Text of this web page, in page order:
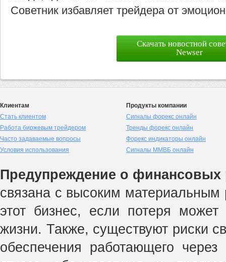
Советник избавляет трейдера от
Скачать новостной
Newser
Клиентам
Стать клиентом
Работа биржевым трейдером
Часто задаваемые вопросы
Условия использования
Продукты компании
Сигналы форекс онлайн
Тренды форекс онлайн
Форекс индикаторы онлайн
Сигналы ММВБ онлайн
Предупреждение о финансовых
связана с высоким материальным
этот бизнес, если потеря
жизни. Также, существуют риски
обеспечения работающего